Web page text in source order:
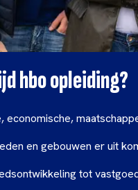
hbo opleiding?
en gebouwen er uit
tot